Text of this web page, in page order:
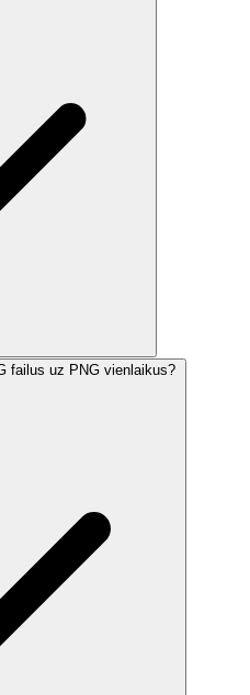
failus uz PNG vienlaikus?